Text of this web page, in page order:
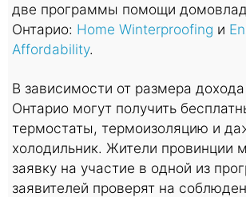
две программы помощи
Онтарио: Home Winterproofing и
Affordability.
В зависимости от размера
Онтарио могут получить
термостаты, термоизоляцию и
холодильник. Жители провинции
заявку на участие в одной из
заявителей проверят на